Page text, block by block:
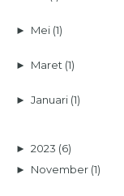
► Mei (1)
► Maret (1)
►Januari (1)
►2023 (6)
► November (1)